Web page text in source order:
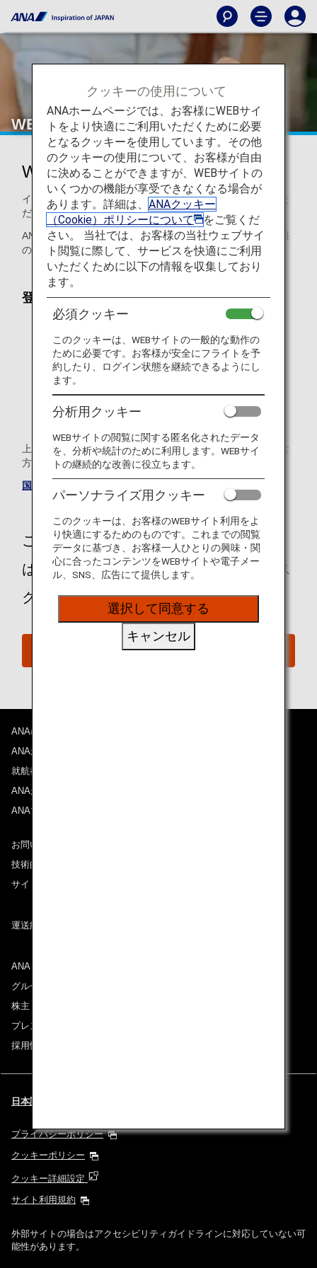
WEBサイトでのお手続き
WEBサイトでのお手続き
インターネットでご予約の際に、お手伝いをお申し込みいた
だく方法のご案内です。
ANAウェブサイトでは、予約時または予約後に、搭乗者情報
の入力画面でおからだの状態をご登録いただけます。
登録できる内容
歩行に不自由がある（歩行の程度、車いすの有無など）
目に不自由がある
耳に不自由がある
妊娠中で出産予定日を含め28日以内のご搭乗*1
上記以外のお手伝いが必要な場合はANAおからだの不自由な
方の相談デスクまでご連絡ください。
国際線のご予約
ご不明な点や、ご不安をお持ちのお客様
は、ANAおからだの不自由な方の相談デス
クに遠慮なくお問い合わせください。
おからだの不自由な方の相談デスク
ANAについて
ANAからのお知らせ
就航都市
ANAがお約束する体験
ANAマイレージクラブ
お問い合わせ
技術的なお問い合わせ（推奨環境）
サイトマップ
運送約款
ANAグループについて
グループ企業一覧
株主・投資家情報
プレスリリース
採用情報
日本語 | Singapore (都市と言語を選択してください)
プライバシーポリシー
クッキーポリシー
クッキー詳細設定
サイト利用規約
外部サイトの場合はアクセシビリティガイドラインに対応していない可
能性があります。
クッキーの使用について
ANAホームページでは、お客様にWEBサイ
トをより快適にご利用いただくために必要
となるクッキーを使用しています。その他
のクッキーの使用について、お客様が自由
に決めることができますが、WEBサイトの
いくつかの機能が享受できなくなる場合が
あります。詳細は、 ANAクッキー
（Cookie）ポリシーについて
をご覧くだ
さい。 当社では、お客様の当社ウェブサイ
ト閲覧に際して、サービスを快適にご利用
いただくために以下の情報を収集しており
ます。
必須クッキー
このクッキーは、WEBサイトの一般的な動作の
ために必要です。お客様が安全にフライトを予
約したり、ログイン状態を継続できるようにし
ます。
分析用クッキー
WEBサイトの閲覧に関する匿名化されたデータ
を、分析や統計のために利用します。WEBサイ
トの継続的な改善に役立ちます。
パーソナライズ用クッキー
このクッキーは、お客様のWEBサイト利用をよ
り快適にするためのものです。これまでの閲覧
データに基づき、お客様一人ひとりの興味・関
心に合ったコンテンツをWEBサイトや電子メー
ル、SNS、広告にて提供します。
選択して同意する
キャンセル